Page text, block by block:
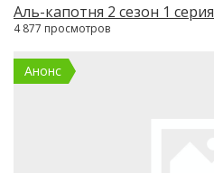
Аль-капотня 2 сезон 1 серия
4 877 просмотров
Анонс